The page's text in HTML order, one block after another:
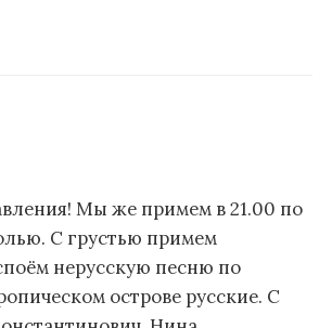
Мы же примем в 21.00 по
С грустью примем
нерусскую песню по
острове русские. С